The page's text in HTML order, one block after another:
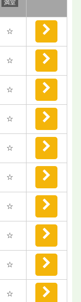
満室
☆
☆
☆
☆
☆
☆
☆
☆
☆
☆